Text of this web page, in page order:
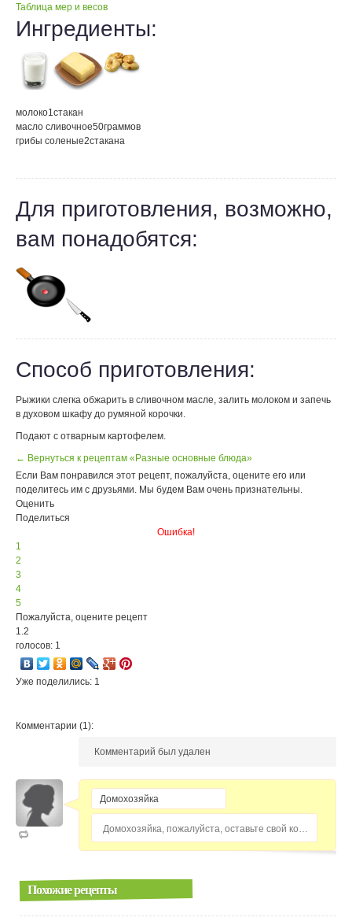
Таблица мер и весов
Ингредиенты:
молоко1стакан
масло сливочное50граммов
грибы соленые2стакана
Для приготовления, возможно,
вам понадобятся:
Способ приготовления:
Рыжики слегка обжарить в сливочном масле, залить молоком и запечь
в духовом шкафу до румяной корочки.
Подают с отварным картофелем.
← Вернуться к рецептам «Разные основные блюда»
Если Вам понравился этот рецепт, пожалуйста, оцените его или
поделитесь им с друзьями. Мы будем Вам очень признательны.
Оценить
Поделиться
Ошибка!
1
2
3
4
5
Пожалуйста, оцените рецепт
1.2
голосов: 1
Уже поделились: 1
Комментарии (1):
Комментарий был удален
Домохозяйка, пожалуйста, оставьте свой комментарий...
Похожие рецепты